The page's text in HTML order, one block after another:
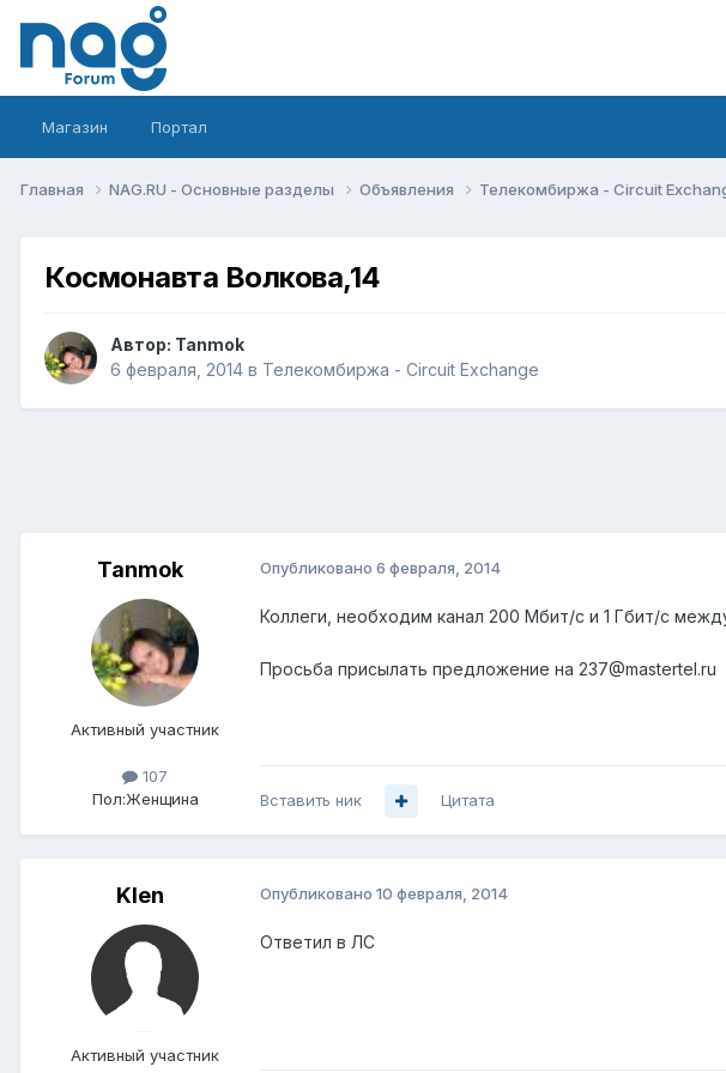
Магазин Портал
Главная NAG.RU - Основные разделы Объявления Телекомбиржа - Circuit
Космонавта Волкова,14
Автор: Tanmok
6 февраля, 2014 в Телекомбиржа - Circuit Exchange
Tanmok
Активный участник
107
Пол:Женщина
Опубликовано 6 февраля, 2014
Коллеги, необходим канал 200 Мбит/с и 1 Гбит/с
Просьба присылать предложение на 237@mastertel.ru
Вставить ник Цитата
Klen
Активный участник
Опубликовано 10 февраля, 2014
Ответил в ЛС